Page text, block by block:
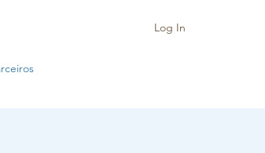
Log In